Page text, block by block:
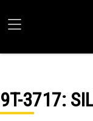
9T-3717: